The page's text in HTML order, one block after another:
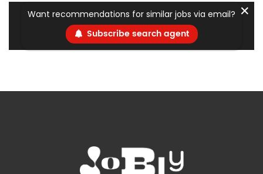
Want recommendations for similar jobs via email?
Subscribe search agent
✕